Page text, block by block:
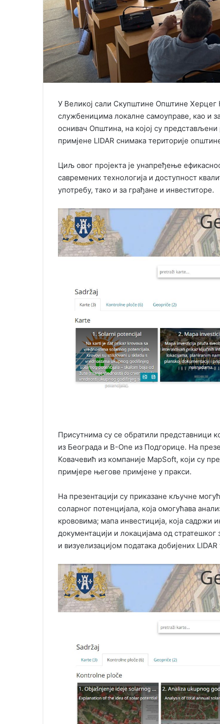
У Великој сали Скупштине Општине Херцег
службеницима локалне самоуправе, као и
оснивач Општина, на којој су представљени
примјене LIDAR снимака територије
Циљ овог пројекта је унапређење
савремених технологија и доступност
употребу, тако и за грађане и инвеститоре.
Присутнима су се обратили представници
из Београда и B-One из Подгорице. На
Ковачевић из компаније MapSoft, који су
примјере његове примјене у пракси.
На презентацији су приказане кључне
соларног потенцијала, која омогућава
крововима; мапа инвестиција, која садржи
документацији и локацијама од стратешког
и визуелизацијом података добијених